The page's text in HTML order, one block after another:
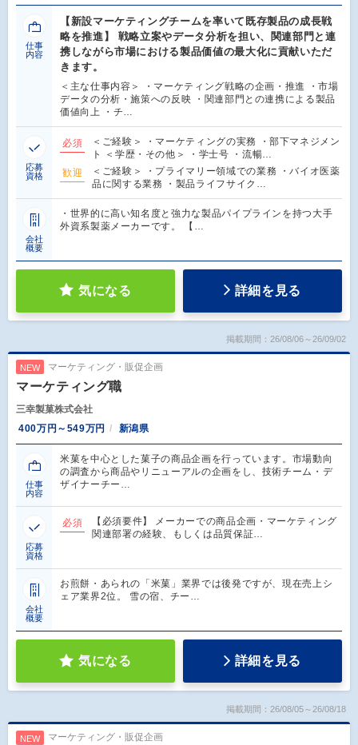
仕事
内容
【新設マーケティングチームを率いて既存製品の成長戦
略を推進】 戦略立案やデータ分析を担い、関連部門と連
携しながら市場における製品価値の最大化に貢献いただ
きます。
＜主な仕事内容＞ ・マーケティング戦略の企画・推進 ・市場
データの分析・施策への反映 ・関連部門との連携による製品
価値向上 ・チ…
応募
資格
必須
＜ご経験＞ ・マーケティングの実務 ・部下マネジメン
ト ＜学歴・その他＞ ・学士号 ・流暢…
歓迎
＜ご経験＞ ・プライマリー領域での業務 ・バイオ医薬
品に関する業務 ・製品ライフサイク…
会社
概要
・世界的に高い知名度と強力な製品パイプラインを持つ大手
外資系製薬メーカーです。 【…
気になる 詳細を見る
掲載期間：26/08/06～26/09/02
NEW マーケティング・販促企画
マーケティング職
三幸製菓株式会社
400万円～549万円
新潟県
仕事
内容
米菓を中心とした菓子の商品企画を行っています。市場動向
の調査から商品やリニューアルの企画をし、技術チーム・デ
ザイナーチー…
応募
資格
必須
【必須要件】 メーカーでの商品企画・マーケティング
関連部署の経験、もしくは品質保証…
会社
概要
お煎餅・あられの「米菓」業界では後発ですが、現在売上シ
ェア業界2位。 雪の宿、チー…
気になる 詳細を見る
掲載期間：26/08/05～26/08/18
NEW マーケティング・販促企画